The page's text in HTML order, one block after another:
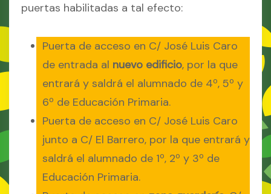
puertas habilitadas a tal efecto:
Puerta de acceso en C/ José Luis Caro
de entrada al nuevo edificio, por la que
entrará y saldrá el alumnado de 4º, 5º y
6º de Educación Primaria.
Puerta de acceso en C/ José Luis Caro
junto a C/ El Barrero, por la que entrará y
saldrá el alumnado de 1º, 2º y 3º de
Educación Primaria.